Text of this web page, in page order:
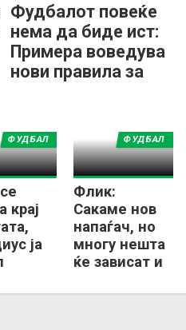
Фудбалот повеќе
нема да биде ист:
Примера воведува
нови правила за
крај
ја
ФУДБАЛ
Флик:
Сакаме нов
напаѓач, но
многу нешта
ќе зависат и
Торес!
ФУДБАЛ